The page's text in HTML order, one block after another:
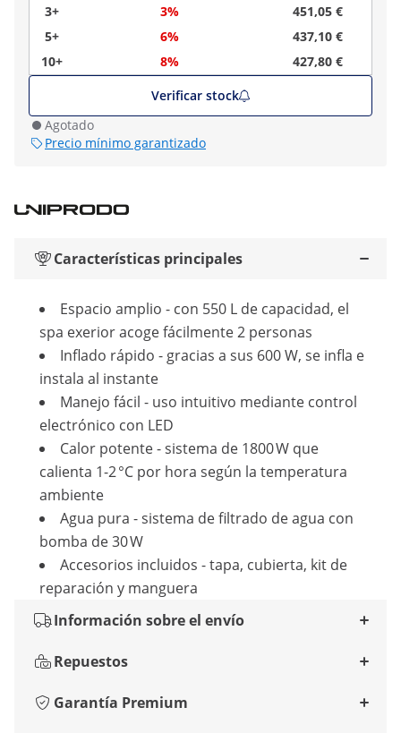
3+
3%
451,05 €
5+
6%
437,10 €
10+
8%
427,80 €
Verificar stock
Agotado
Precio mínimo garantizado
Características principales
Espacio amplio - con 550 L de capacidad, el
spa exerior acoge fácilmente 2 personas
Inflado rápido - gracias a sus 600 W, se infla e
instala al instante
Manejo fácil - uso intuitivo mediante control
electrónico con LED
Calor potente - sistema de 1800 W que
calienta 1-2 °C por hora según la temperatura
ambiente
Agua pura - sistema de filtrado de agua con
bomba de 30 W
Accesorios incluidos - tapa, cubierta, kit de
reparación y manguera
Información sobre el envío
Repuestos
Garantía Premium